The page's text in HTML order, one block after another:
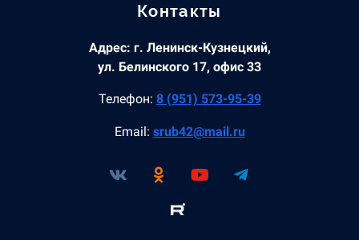
Контакты
Адрес: г. Ленинск-Кузнецкий,
ул. Белинского 17, офис 33
Телефон: 8 (951) 573-95-39
Email: srub42@mail.ru